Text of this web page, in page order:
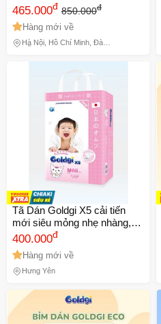
32 miếng) (giao bao bì ngẫu
nhiên)
465.000đ 850.000đ
Hàng mới về
Hà Nội, Hồ Chí Minh, Đà
Tã Dán Goldgi X5 cải tiến
mới siêu mỏng nhẹ nhàng,
lưng thun co giãn tốt đủ size
400.000đ
Hàng mới về
Hưng Yên